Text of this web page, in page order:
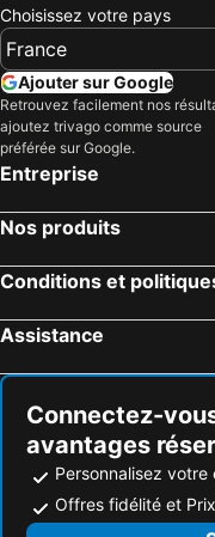
Choisissez votre pays
Ajouter sur Google
Retrouvez facilement nos
ajoutez trivago comme source
préférée sur Google.
Entreprise
Nos produits
Conditions et
Assistance
Connectez-
avantages
Personnalisez votre
Offres fidélité et